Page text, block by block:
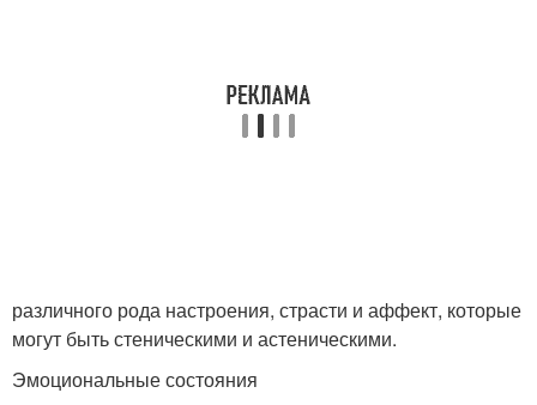
различного рода настроения, страсти и аффект, которые
могут быть стеническими и астеническими.
Эмоциональные состояния